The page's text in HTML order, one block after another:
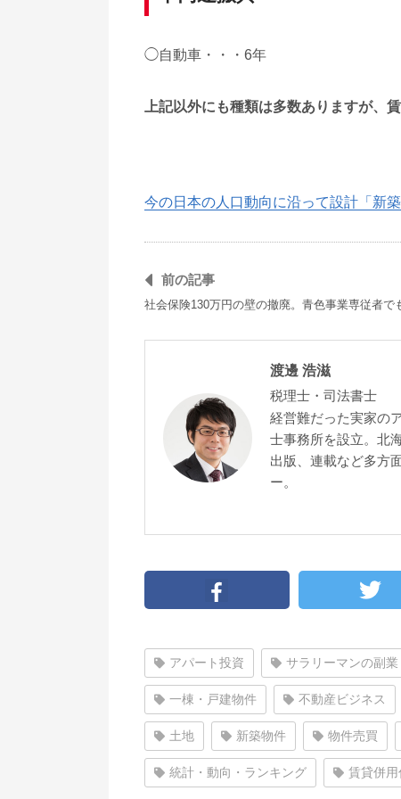
◯自動車・・・6年
上記以外にも種類は多数ありますが、
今の日本の人口動向に沿って設計「新
前の記事
社会保険130万円の壁の撤廃。青色事業専従者
渡邊 浩滋
税理士・司法書士
経営難だった実家の
士事務所を設立。北
出版、連載など多方
ー。
アパート投資 サラリーマンの副業
一棟・戸建物件 不動産ビジネス
土地 新築物件 物件売買
統計・動向・ランキング 賃貸併用